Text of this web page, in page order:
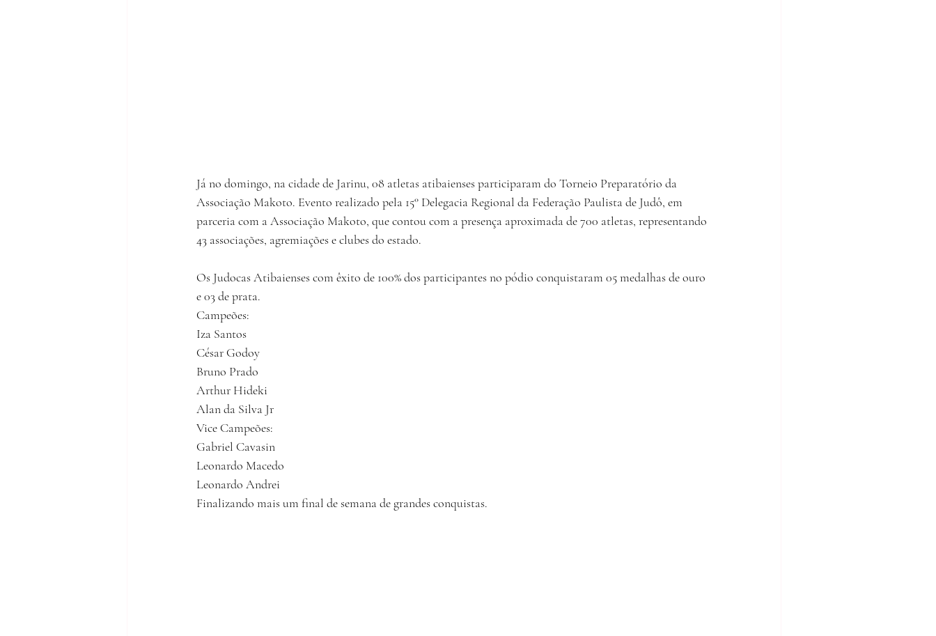
Já no domingo, na cidade de Jarinu, 08 atletas atibaienses participaram do Torneio Preparatório da
Associação Makoto. Evento realizado pela 15° Delegacia Regional da Federação Paulista de Judô, em
parceria com a Associação Makoto, que contou com a presença aproximada de 700 atletas, representando
43 associações, agremiações e clubes do estado.
Os Judocas Atibaienses com êxito de 100% dos participantes no pódio conquistaram 05 medalhas de ouro
e 03 de prata.
Campeões:
Iza Santos
César Godoy
Bruno Prado
Arthur Hideki
Alan da Silva Jr
Vice Campeões:
Gabriel Cavasin
Leonardo Macedo
Leonardo Andrei
Finalizando mais um final de semana de grandes conquistas.